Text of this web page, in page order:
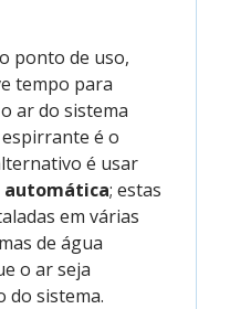
ponto de uso,
tempo para
ar do sistema
é o
é usar
automática; estas
em várias
de água
o ar seja
do sistema.